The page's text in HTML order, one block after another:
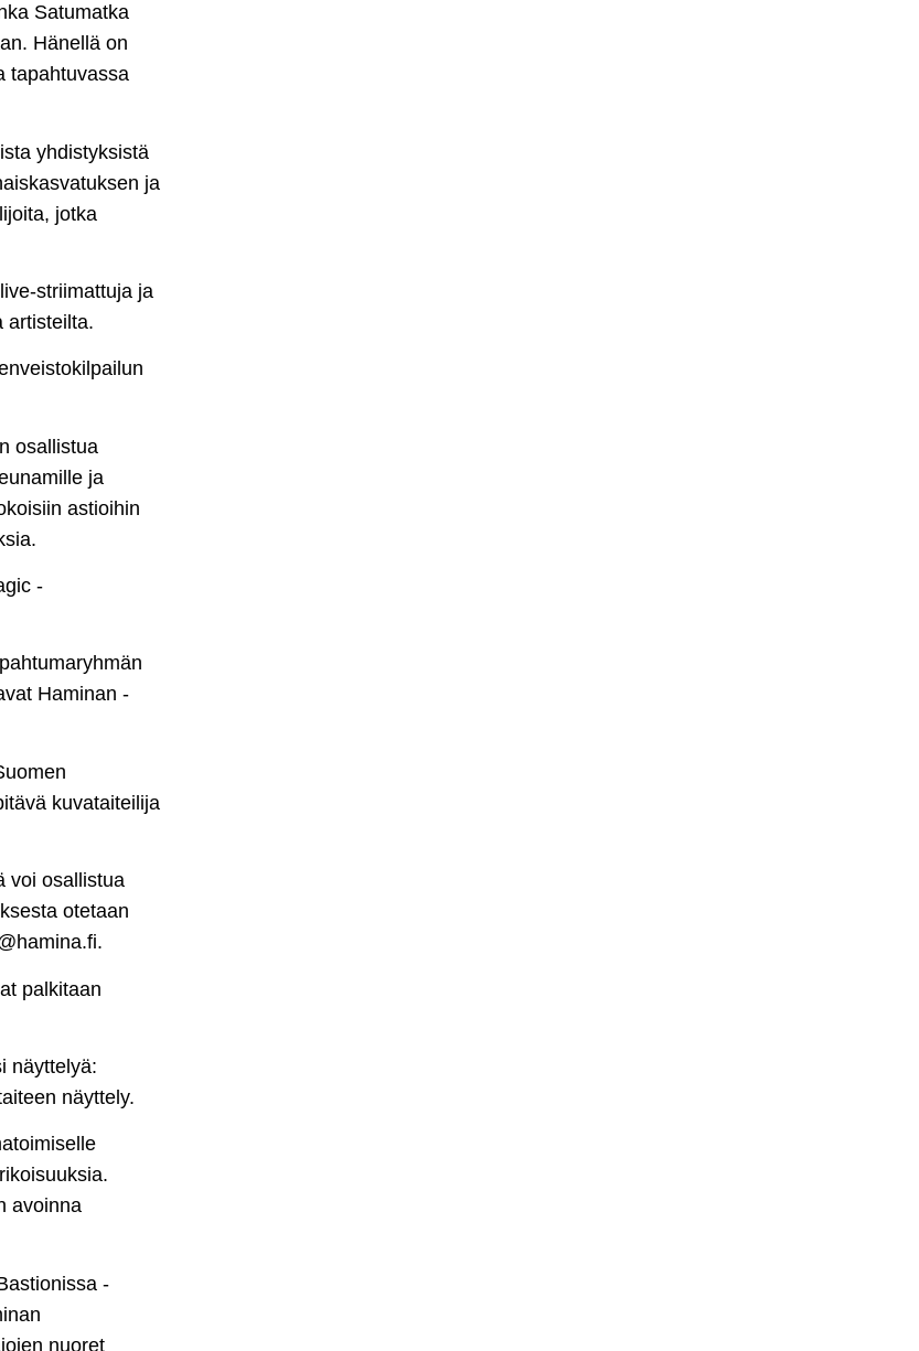
Satumatka
Hänellä on
tapahtuvassa
yhdistyksistä
ja
jotka
striimattuja ja
artisteilta.
osallistua
ja
astioihin
-
Haminan -
kuvataiteilija
voi osallistua
otetaan
palkitaan
näyttelyä:
näyttely.
avoinna
-
nuoret